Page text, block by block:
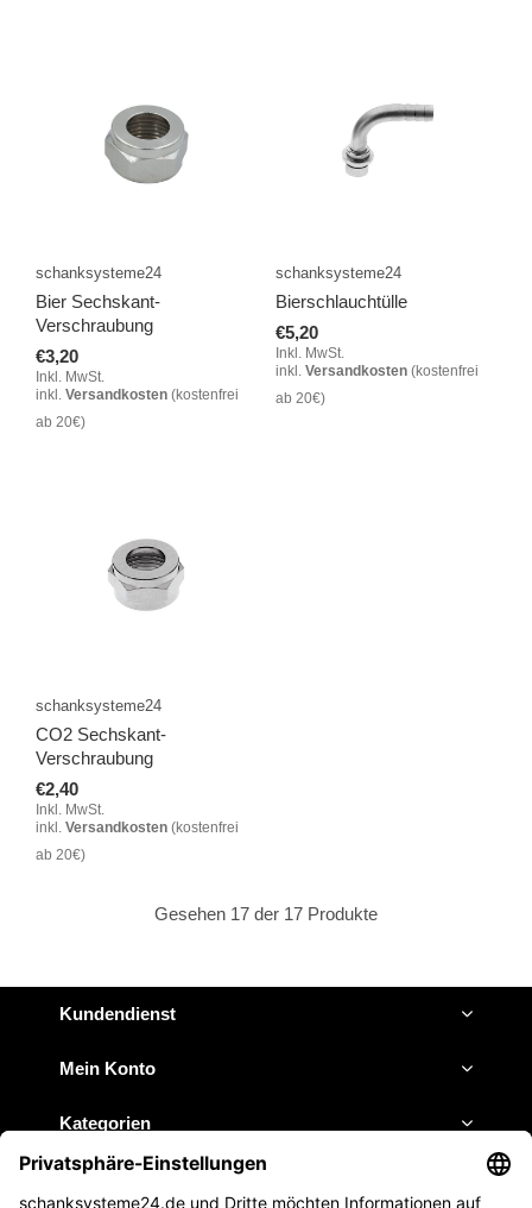
schanksysteme24
Bier Sechskant-
Verschraubung
€3,20
Inkl. MwSt.
inkl. Versandkosten (kostenfrei
ab 20€)
schanksysteme24
Bierschlauchtülle
€5,20
Inkl. MwSt.
inkl. Versandkosten(kostenfrei
ab 20€)
schanksysteme24
CO2 Sechskant-
Verschraubung
€2,40
Inkl. MwSt.
inkl. Versandkosten (kostenfrei
ab 20€)
Gesehen 17 der 17 Produkte
Kundendienst
Mein Konto
Kategorien
Impressum